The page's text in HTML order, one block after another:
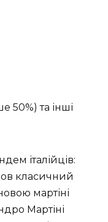
50%) та інші
італійців:
класичний
мартіні
Мартіні